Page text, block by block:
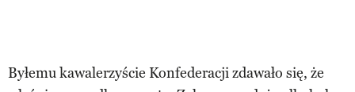
Byłemu kawalerzyście Konfederacji zdawało się, że